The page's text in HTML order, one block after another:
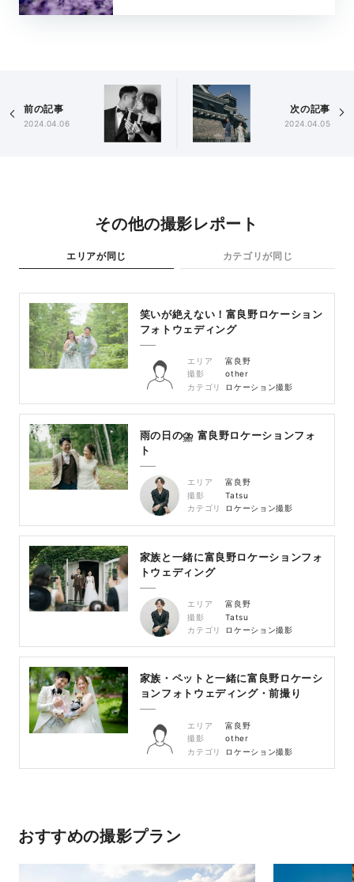
前の記事
2024.04.06
次の記事
2024.04.05
その他の撮影レポート
エリアが同じ カテゴリが同じ
笑いが絶えない！富良野ロケーション
フォトウェディング
エリア
富良野
撮影
other
カテゴリ
ロケーション撮影
雨の日の⛈ 富良野ロケーションフォ
ト
エリア
富良野
撮影
Tatsu
カテゴリ
ロケーション撮影
家族と一緒に富良野ロケーションフォ
トウェディング
エリア
富良野
撮影
Tatsu
カテゴリ
ロケーション撮影
家族・ペットと一緒に富良野ロケーシ
ョンフォトウェディング・前撮り
エリア
富良野
撮影
other
カテゴリ
ロケーション撮影
おすすめの撮影プラン